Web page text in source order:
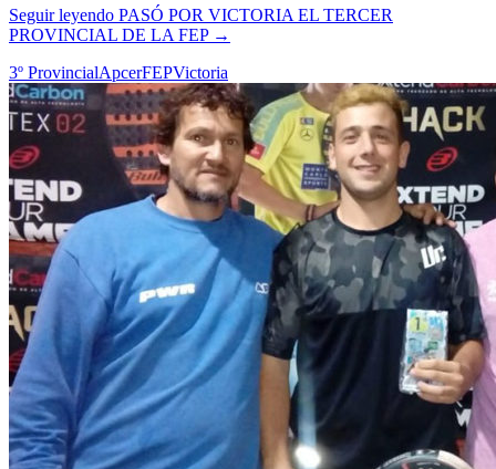
Seguir leyendo PASÓ POR VICTORIA EL TERCER
PROVINCIAL DE LA FEP →
3º ProvincialApcerFEPVictoria